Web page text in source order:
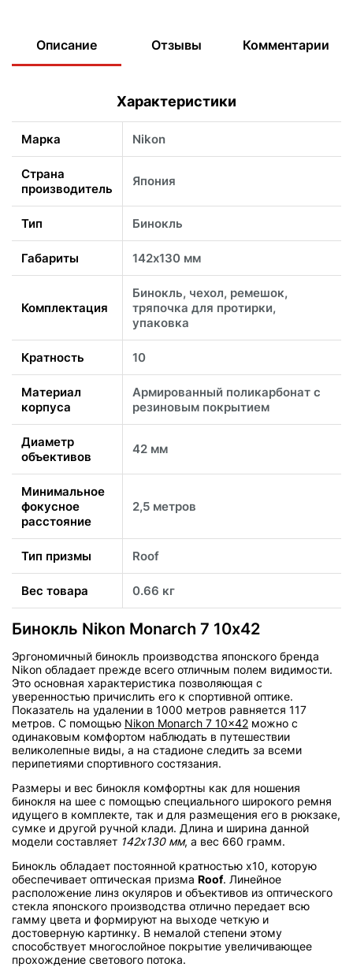
Описание Отзывы Комментарии
Характеристики
Марка Nikon
Страна
производитель
Япония
Тип Бинокль
Габариты 142х130 мм
Комплектация
Бинокль, чехол, ремешок,
тряпочка для протирки,
упаковка
Кратность 10
Материал
корпуса
Армированный поликарбонат с
резиновым покрытием
Диаметр
объективов
42 мм
Минимальное
фокусное
расстояние
2,5 метров
Тип призмы Roof
Вес товара 0.66 кг
Бинокль Nikon Monarch 7 10х42
Эргономичный бинокль производства японского бренда
Nikon обладает прежде всего отличным полем видимости.
Это основная характеристика позволяющая с
уверенностью причислить его к спортивной оптике.
Показатель на удалении в 1000 метров равняется 117
метров. С помощью Nikon Monarch 7 10x42 можно с
одинаковым комфортом наблюдать в путешествии
великолепные виды, а на стадионе следить за всеми
перипетиями спортивного состязания.
Размеры и вес бинокля комфортны как для ношения
бинокля на шее с помощью специального широкого ремня
идущего в комплекте, так и для размещения его в рюкзаке,
сумке и другой ручной клади. Длина и ширина данной
модели составляет 142х130 мм, а вес 660 грамм.
Бинокль обладает постоянной кратностью х10, которую
обеспечивает оптическая призма Roof. Линейное
расположение линз окуляров и объективов из оптического
стекла японского производства отлично передает всю
гамму цвета и формируют на выходе четкую и
достоверную картинку. В немалой степени этому
способствует многослойное покрытие увеличивающее
прохождение светового потока.